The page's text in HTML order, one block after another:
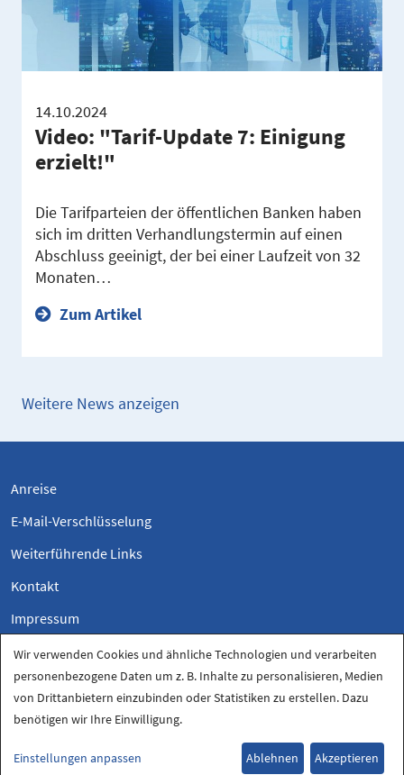
14.10.2024
Video: "Tarif-Update 7: Einigung
erzielt!"
Die Tarifparteien der öffentlichen Banken haben
sich im dritten Verhandlungstermin auf einen
Abschluss geeinigt, der bei einer Laufzeit von 32
Monaten…
Zum Artikel
Weitere News anzeigen
Anreise
E-Mail-Verschlüsselung
Weiterführende Links
Kontakt
Impressum
Datenschutzerklärung
Datenschutz-Einstellungen
Wir verwenden Cookies und ähnliche Technologien und verarbeiten
personenbezogene Daten um z. B. Inhalte zu personalisieren, Medien
von Drittanbietern einzubinden oder Statistiken zu erstellen. Dazu
benötigen wir Ihre Einwilligung.
Einstellungen anpassen Ablehnen Akzeptieren